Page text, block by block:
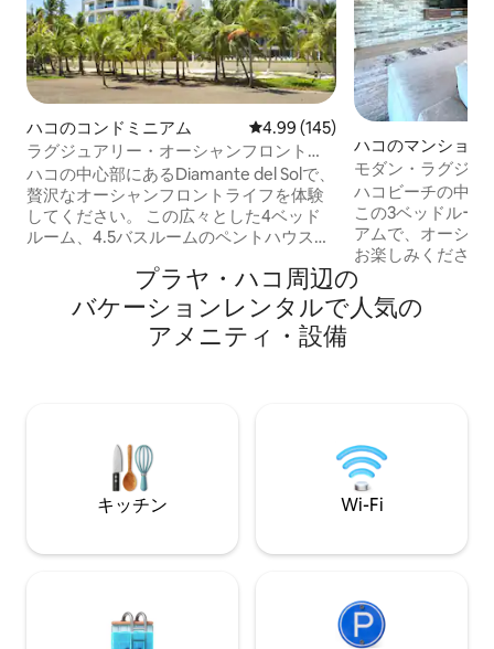
ハコのコンドミニアム レビュー145件、5つ星中4.99つ
4.99 (145)
ラグジュアリー・オーシャンフロント
4BR |ディアマンテ・デル・ソル
ハコの中心部にあるDiamante del Solで、
贅沢なオーシャンフロントライフを体験
してください。 この広々とした4ベッド
ルーム、4.5バスルームのペントハウス
チンの改装、バスルームのリニューア
ル、塗装の補修などのリフォームが完了
しました。 9階に位置し、パノラマの海
の景色、3つのバルコニー、ビリヤード
折、騒音、メンテナンス作業、または公
共サービスの停止が発生する場合があ
り、これらはホストの管理範囲外である
可能性があります。
ハコのマンション
モダン・ラグジュ
ト - ダイアモンド
ハコビーチの中心
この3ベッドルー
アムで、オーシャ
お楽しみください
らは、素晴らしい
めます。明るく
すべての寝室に専
ドミニアムは、ご
最適です。 ご滞在の計画をお手伝いする
コンシェルジュサ
けます。
プラヤ・ハコ⁠周⁠辺⁠の
バ⁠ケ⁠ー⁠シ⁠ョ⁠ン⁠レ⁠ン⁠タ⁠ル⁠で人⁠気⁠の
ア⁠メ⁠ニ⁠テ⁠ィ⁠・⁠設⁠備
キッチン Wi-Fi